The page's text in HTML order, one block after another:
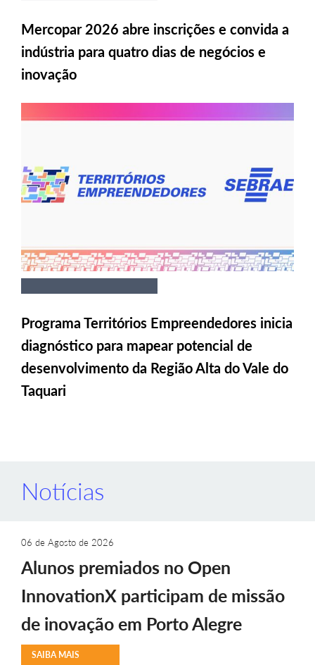
Mercopar 2026 abre inscrições e convida a
indústria para quatro dias de negócios e
inovação
Programa Territórios Empreendedores inicia
diagnóstico para mapear potencial de
desenvolvimento da Região Alta do Vale do
Taquari
Notícias
06 de Agosto de 2026
Alunos premiados no Open
InnovationX participam de missão
de inovação em Porto Alegre
SAIBA MAIS